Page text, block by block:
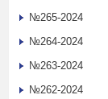
№265-2024
№264-2024
№263-2024
№262-2024